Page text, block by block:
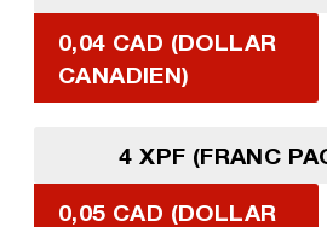
0,04 CAD (DOLLAR
CANADIEN)
4 XPF (FRANC
0,05 CAD (DOLLAR